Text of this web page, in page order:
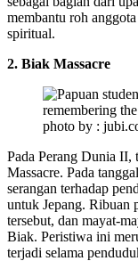
membantu roh
spiritual.
2. Biak Massacre
photo by :
Pada Perang Dunia II,
Massacre. Pada
serangan terhadap
untuk Jepang. Ribuan
tersebut, dan mayat-
Biak. Peristiwa ini
terjadi selama